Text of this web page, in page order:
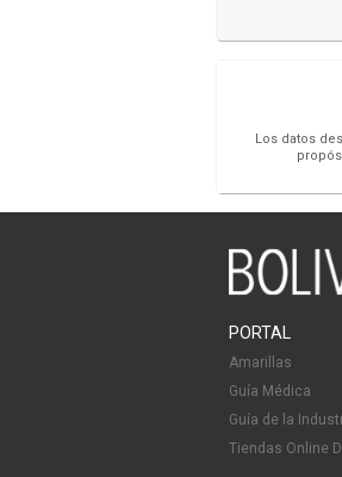
Los datos
PORTAL
Amarillas
Guía Médica
Guía de la
Tiendas Online